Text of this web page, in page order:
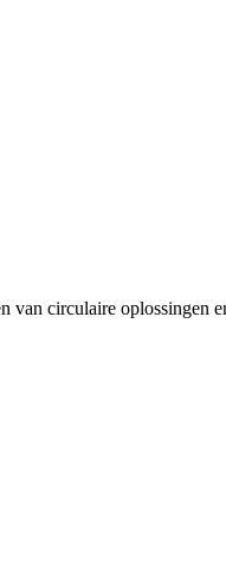
circulaire oplossingen